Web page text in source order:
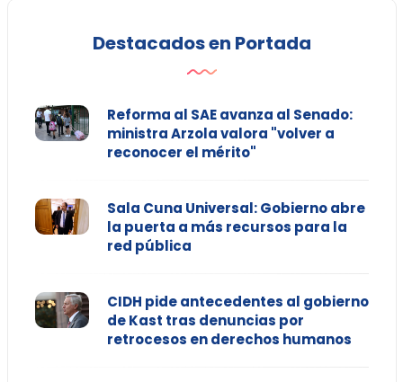
Destacados en Portada
Reforma al SAE avanza al Senado:
ministra Arzola valora "volver a
reconocer el mérito"
Sala Cuna Universal: Gobierno abre
la puerta a más recursos para la
red pública
CIDH pide antecedentes al gobierno
de Kast tras denuncias por
retrocesos en derechos humanos